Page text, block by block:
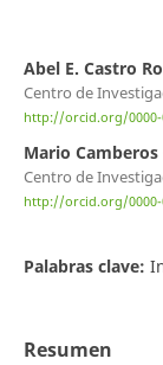
Abel E. Castro
Centro de
http://orcid.org/0000-
Mario Camberos
Centro de
http://orcid.org/0000-
Palabras clave:
Resumen